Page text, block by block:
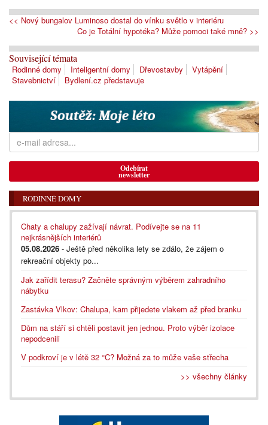
<< Nový bungalov Luminoso dostal do vínku světlo v interiéru
Co je Totální hypotéka? Může pomoci také mně? >>
Související témata
Rodinné domy Inteligentní domy Dřevostavby
Vytápění
Stavebnictví
Bydlení.cz představuje
Odebírat
newsletter
RODINNÉ DOMY
Chaty a chalupy zažívají návrat. Podívejte se na 11
nejkrásnějších interiérů
05.08.2026 - Ještě před několika lety se zdálo, že zájem o
rekreační objekty po...
Jak zařídit terasu? Začněte správným výběrem zahradního
nábytku
Zastávka Vlkov: Chalupa, kam přijedete vlakem až před branku
Dům na stáří si chtěli postavit jen jednou. Proto výběr izolace
nepodcenili
V podkroví je v létě 32 °C? Možná za to může vaše střecha
>> všechny články